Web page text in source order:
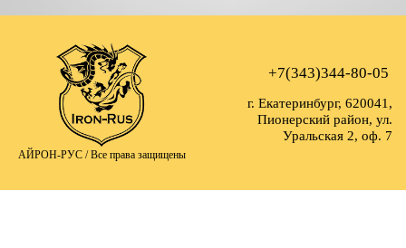
АЙРОН-РУС /Все права защищены
+7(343)344-80-05
г. Екатеринбург, 620041,
Пионерский район, ул.
Уральская 2, оф. 7